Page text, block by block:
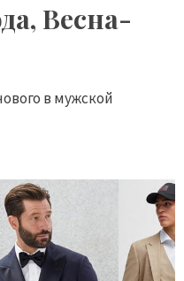
Весна-
в мужской